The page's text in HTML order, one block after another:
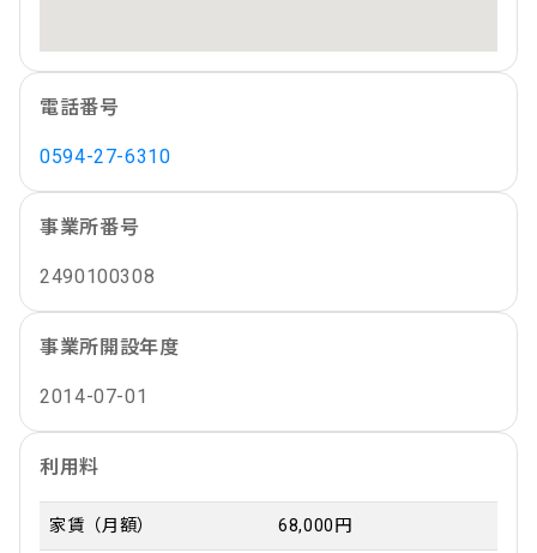
電話番号
0594-27-6310
事業所番号
2490100308
事業所開設年度
2014-07-01
利用料
家賃（月額） 68,000円